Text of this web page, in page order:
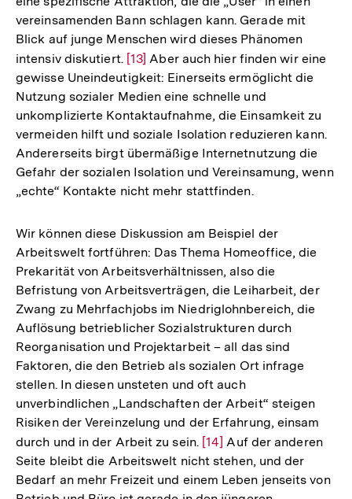
vereinsamenden Bann schlagen kann. Gerade mit
Blick auf junge Menschen wird dieses Phänomen
intensiv diskutiert. Zur
Auflösung
der
Fußnote
[13] Aber auch hier finden wir eine
gewisse Uneindeutigkeit: Einerseits ermöglicht die
Nutzung sozialer Medien eine schnelle und
unkomplizierte Kontaktaufnahme, die Einsamkeit zu
vermeiden hilft und soziale Isolation reduzieren kann.
Andererseits birgt übermäßige Internetnutzung die
Gefahr der sozialen Isolation und Vereinsamung, wenn
„echte“ Kontakte nicht mehr stattfinden.
Wir können diese Diskussion am Beispiel der
Arbeitswelt fortführen: Das Thema Homeoffice, die
Prekarität von Arbeitsverhältnissen, also die
Befristung von Arbeitsverträgen, die Leiharbeit, der
Zwang zu Mehrfachjobs im Niedriglohnbereich, die
Auflösung betrieblicher Sozialstrukturen durch
Reorganisation und Projektarbeit – all das sind
Faktoren, die den Betrieb als sozialen Ort infrage
stellen. In diesen unsteten und oft auch
unverbindlichen „Landschaften der Arbeit“ steigen
Risiken der Vereinzelung und der Erfahrung, einsam
durch und in der Arbeit zu sein. Zur
Auflösung
der
[14] Auf der anderen
Seite bleibt die Arbeitswelt nicht stehen, und der
Bedarf an mehr Freizeit und einem Leben jenseits von